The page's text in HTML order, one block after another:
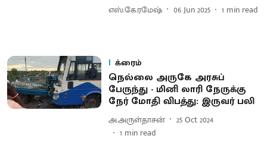
எஸ்.கே.ரமேஷ் 06 Jun 2025 1 min read
க்ரைம்
நெல்லை அருகே அரசுப்
பேருந்து - மினி லாரி நேருக்கு
நேர் மோதி விபத்து: இருவர் பலி
அ.அருள்தாசன்
25 Oct 2024
1 min read